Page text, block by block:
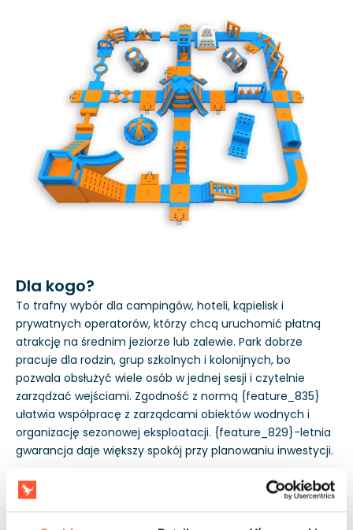
Dla kogo?
To trafny wybór dla campingów, hoteli, kąpielisk i
prywatnych operatorów, którzy chcą uruchomić płatną
atrakcję na średnim jeziorze lub zalewie. Park dobrze
pracuje dla rodzin, grup szkolnych i kolonijnych, bo
pozwala obsłużyć wiele osób w jednej sesji i czytelnie
zarządzać wejściami. Zgodność z normą {feature_835}
ułatwia współpracę z zarządcami obiektów wodnych i
organizację sezonowej eksploatacji. {feature_829}-letnia
gwarancja daje większy spokój przy planowaniu inwestycji.